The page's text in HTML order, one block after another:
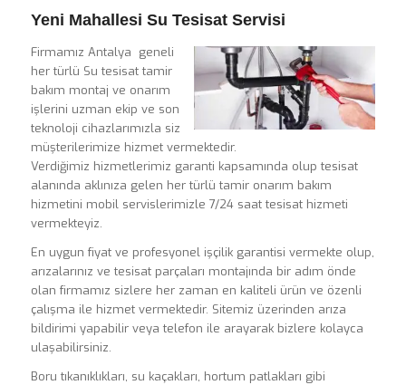
Yeni Mahallesi Su Tesisat Servisi
Firmamız Antalya geneli
her türlü Su tesisat tamir
bakım montaj ve onarım
işlerini uzman ekip ve son
teknoloji cihazlarımızla siz
müşterilerimize hizmet vermektedir.
Verdiğimiz hizmetlerimiz garanti kapsamında olup tesisat
alanında aklınıza gelen her türlü tamir onarım bakım
hizmetini mobil servislerimizle 7/24 saat tesisat hizmeti
vermekteyiz.
En uygun fiyat ve profesyonel işçilik garantisi vermekte olup,
arızalarınız ve tesisat parçaları montajında bir adım önde
olan firmamız sizlere her zaman en kaliteli ürün ve özenli
çalışma ile hizmet vermektedir. Sitemiz üzerinden arıza
bildirimi yapabilir veya telefon ile arayarak bizlere kolayca
ulaşabilirsiniz.
Boru tıkanıklıkları, su kaçakları, hortum patlakları gibi